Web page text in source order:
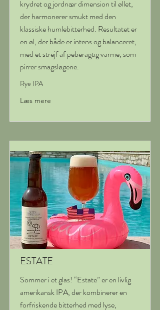
krydret og jordnær dimension til øllet,
der harmonerer smukt med den
klassiske humlebitterhed. Resultatet er
en øl, der både er intens og balanceret,
med et strejf af peberagtig varme, som
pirrer smagsløgene.
Rye IPA
Læs mere
ESTATE
Sommer i et glas! “Estate” er en livlig
amerikansk IPA, der kombinerer en
forfriskende bitterhed med lyse,